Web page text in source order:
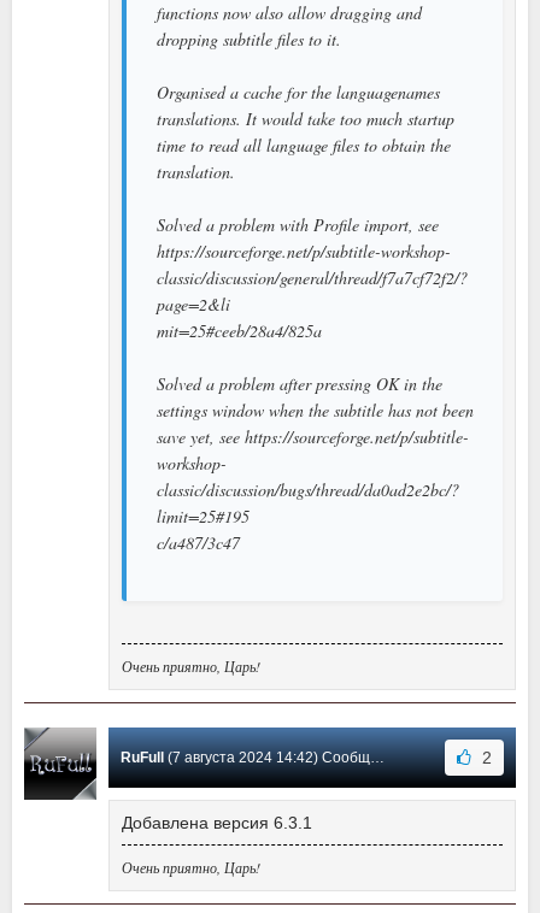
functions now also allow dragging and
dropping subtitle files to it.
Organised a cache for the languagenames
translations. It would take too much startup
time to read all language files to obtain the
translation.
Solved a problem with Profile import, see
https://sourceforge.net/p/subtitle-workshop-
classic/discussion/general/thread/f7a7cf72f2/?
page=2&li
mit=25#ceeb/28a4/825a
Solved a problem after pressing OK in the
settings window when the subtitle has not been
save yet, see https://sourceforge.net/p/subtitle-
workshop-
classic/discussion/bugs/thread/da0ad2e2bc/?
limit=25#195
c/a487/3c47
Очень приятно, Царь!
RuFull(7 августа 2024 14:42) Сообщение #59 2
Добавлена версия 6.3.1
Очень приятно, Царь!